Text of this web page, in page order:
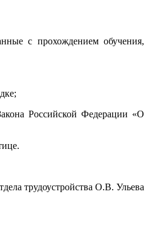
с прохождением обучения,
Российской Федерации «О
трудоустройства О.В. Ульева